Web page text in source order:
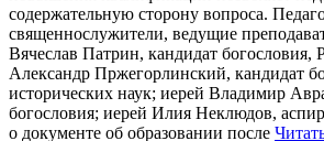
содержательную сторону вопроса.
священнослужители, ведущие
Вячеслав Патрин, кандидат богословия,
Александр Пржегорлинский, кандидат
исторических наук; иерей Владимир
богословия; иерей Илия Неклюдов,
о документе об образовании после